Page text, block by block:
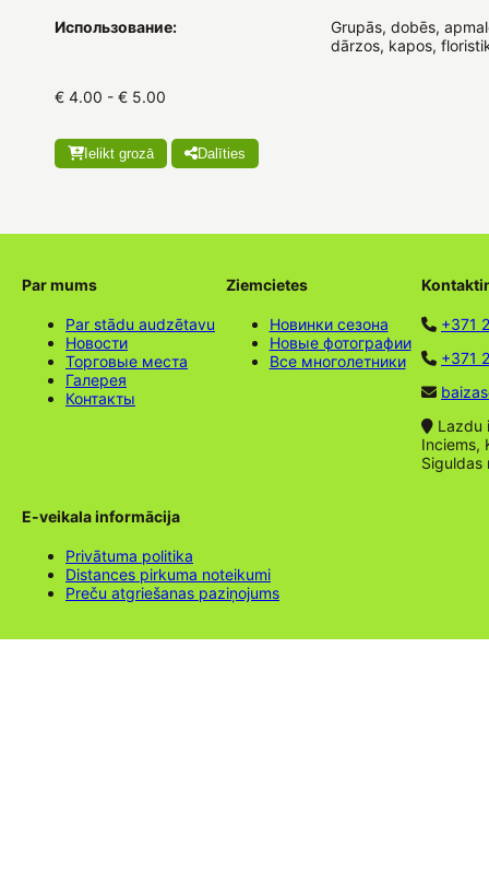
Использование:
Grupās, dobēs,
dārzos, kapos,
€ 4.00 - € 5.00
Ielikt grozā Dalīties
Par mums
Par stādu audzētavu
Новости
Торговые места
Галерея
Контакты
Ziemcietes
Новинки сезона
Новые фотографии
Все многолетники
+371
+371
Lazdu
Inciems,
Siguldas
E-veikala informācija
Privātuma politika
Distances pirkuma noteikumi
Preču atgriešanas paziņojums